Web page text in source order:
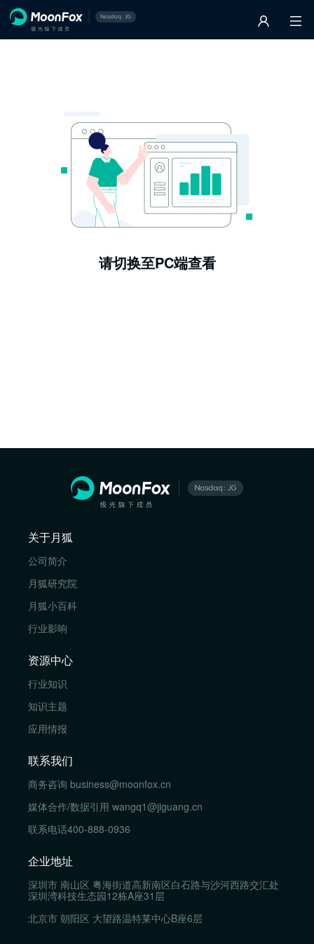
请切换至PC端查看
关于月狐
公司简介
月狐研究院
月狐小百科
行业影响
资源中心
行业知识
知识主题
应用情报
联系我们
商务咨询 business@moonfox.cn
媒体合作/数据引用 wangq1@jiguang.cn
联系电话400-888-0936
企业地址
深圳市 南山区 粤海街道高新南区白石路与沙河西路交汇处
深圳湾科技生态园12栋A座31层
北京市 朝阳区 大望路温特莱中心B座6层